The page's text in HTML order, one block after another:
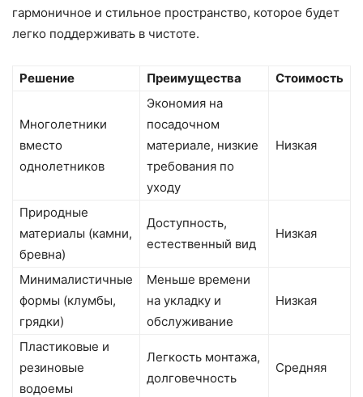
гармоничное и стильное пространство, которое будет
легко поддерживать в чистоте.
Решение Преимущества Стоимость
Многолетники
вместо
однолетников
Экономия на
посадочном
материале, низкие
требования по
уходу
Низкая
Природные
материалы (камни,
бревна)
Доступность,
естественный вид
Низкая
Минималистичные
формы (клумбы,
грядки)
Меньше времени
на укладку и
обслуживание
Низкая
Пластиковые и
резиновые
водоемы
Легкость монтажа,
долговечность
Средняя